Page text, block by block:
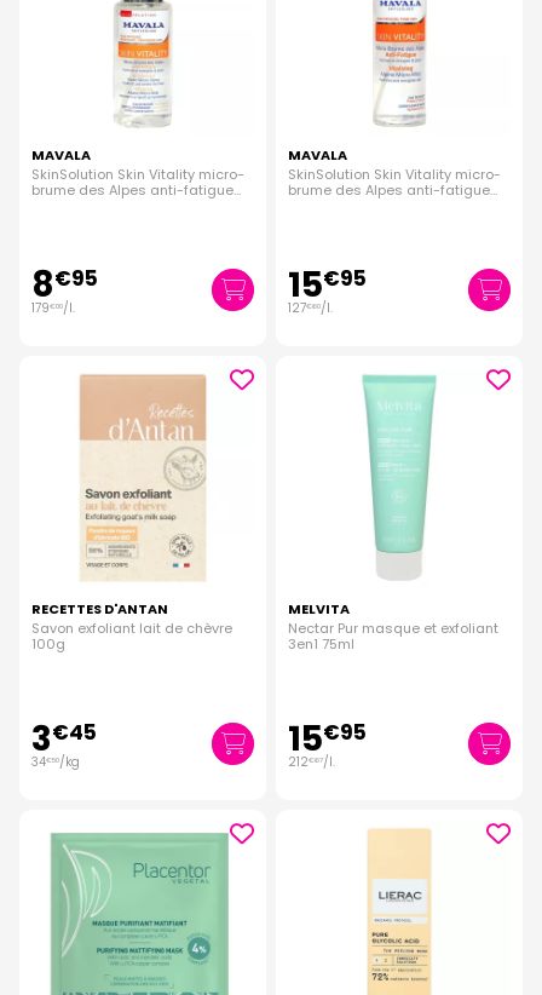
MAVALA
SkinSolution Skin Vitality micro-
brume des Alpes anti-fatigue
8€95
179€00/l.
MAVALA
SkinSolution Skin Vitality micro-
brume des Alpes anti-fatigue
15€95
127€60/l.
RECETTES D'ANTAN
Savon exfoliant lait de chèvre
100g
3€45
34€50/kg
MELVITA
Nectar Pur masque et exfoliant
3en1 75ml
15€95
212€67/l.